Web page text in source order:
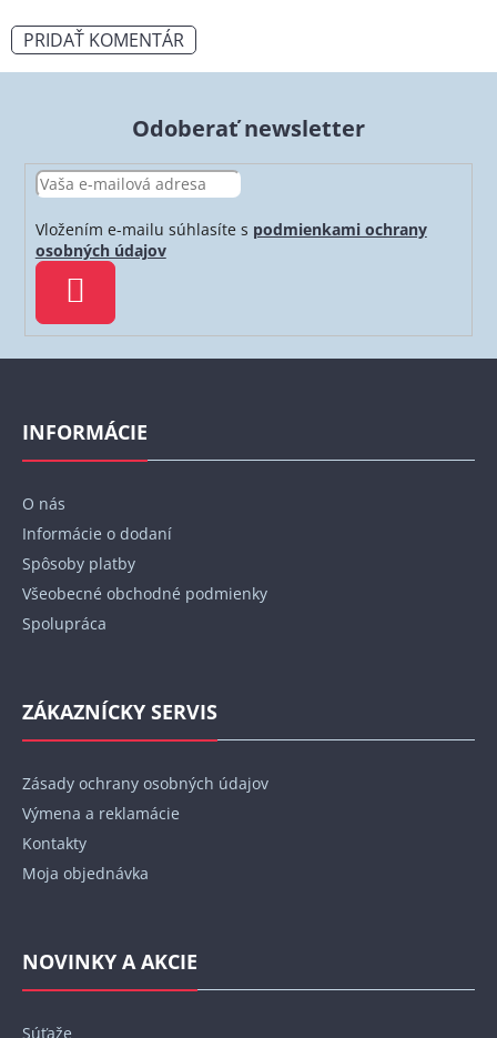
PRIDAŤ KOMENTÁR
Odoberať newsletter
Vložením e-mailu súhlasíte s podmienkami ochrany
osobných údajov
SA
INFORMÁCIE
O nás
Informácie o dodaní
Spôsoby platby
Všeobecné obchodné podmienky
Spolupráca
ZÁKAZNÍCKY SERVIS
Zásady ochrany osobných údajov
Výmena a reklamácie
Kontakty
Moja objednávka
NOVINKY A AKCIE
Súťaže